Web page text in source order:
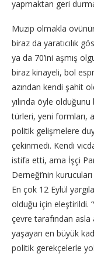
yapmaktan geri
Muzip olmakla
biraz da yaratıcılık
ya da 70’ini aşmış
biraz kinayeli, bol
azından kendi şahit
yılında öyle
türleri, yeni formları,
politik gelişmelere
çekinmedi. Kendi
istifa etti, ama İşçi
Derneği’nin
En çok 12 Eylül
olduğu için eleştirildi.
çevre tarafından
yaşayan en büyük
politik gerekçelerle